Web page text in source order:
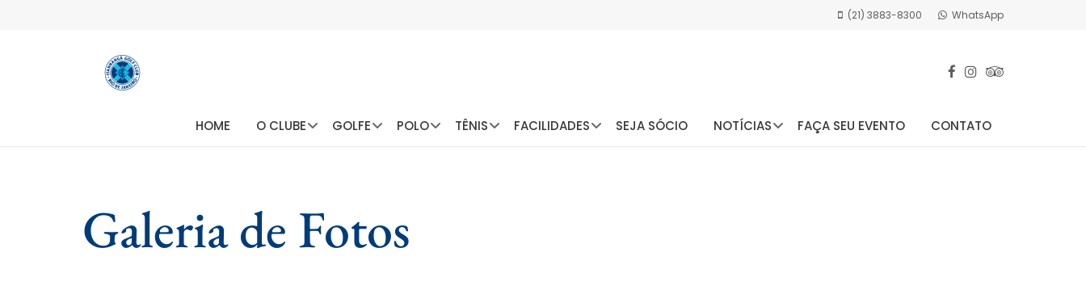
(21) 3883-8300 WhatsApp
HOME O CLUBE GOLFE POLO TÊNIS FACILIDADES SEJA SÓCIO NOTÍCIAS FAÇA SEU EVENTO CONTATO
Galeria de Fotos